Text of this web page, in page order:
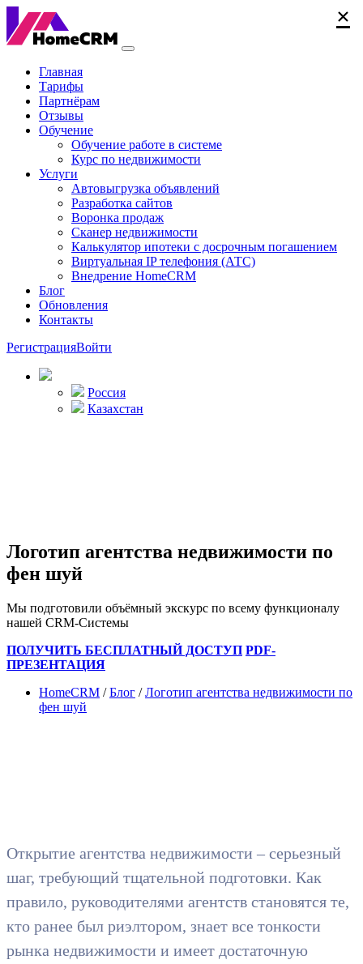
Главная
Тарифы
Партнёрам
Отзывы
Обучение
Обучение работе в системе
Курс по недвижимости
Услуги
Автовыгрузка объявлений
Разработка сайтов
Воронка продаж
Сканер недвижимости
Калькулятор ипотеки с досрочным погашением
Виртуальная IP телефония (АТС)
Внедрение HomeCRM
Блог
Обновления
Контакты
РегистрацияВойти
Россия
Казахстан
Логотип агентства недвижимости по
фен шуй
Мы подготовили объёмный экскурс по всему функционалу
нашей CRM-Системы
ПОЛУЧИТЬ БЕСПЛАТНЫЙ ДОСТУП PDF-
ПРЕЗЕНТАЦИЯ
HomeCRM /Блог /Логотип агентства недвижимости по
фен шуй
Открытие агентства недвижимости – серьезный
шаг, требующий тщательной подготовки. Как
правило, руководителями агентств становятся те,
кто ранее был риэлтором, знает все тонкости
рынка недвижимости и имеет достаточную
×
×
×